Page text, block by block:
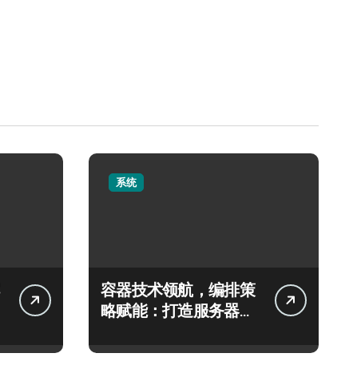
系统
容器技术领航，编排策
略赋能：打造服务器高